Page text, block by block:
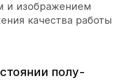
и изображением
качества работы
полу-